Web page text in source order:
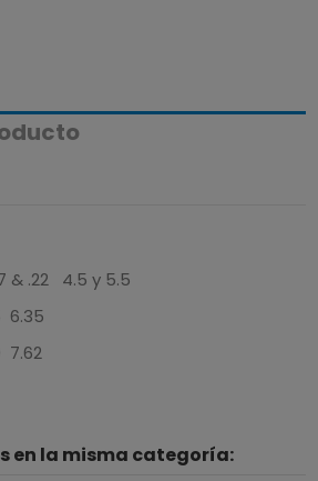
& .22 4.5 y 5.5
6.35
7.62
en la misma categoría: